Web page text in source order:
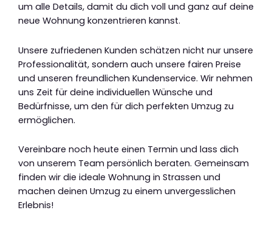
um alle Details, damit du dich voll und ganz auf deine
neue Wohnung konzentrieren kannst.
Unsere zufriedenen Kunden schätzen nicht nur unsere
Professionalität, sondern auch unsere fairen Preise
und unseren freundlichen Kundenservice. Wir nehmen
uns Zeit für deine individuellen Wünsche und
Bedürfnisse, um den für dich perfekten Umzug zu
ermöglichen.
Vereinbare noch heute einen Termin und lass dich
von unserem Team persönlich beraten. Gemeinsam
finden wir die ideale Wohnung in Strassen und
machen deinen Umzug zu einem unvergesslichen
Erlebnis!